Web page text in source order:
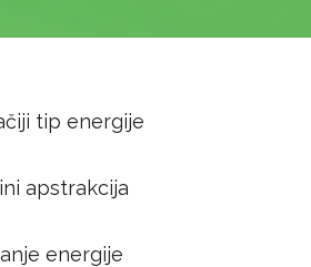
tip energije
apstrakcija
energije